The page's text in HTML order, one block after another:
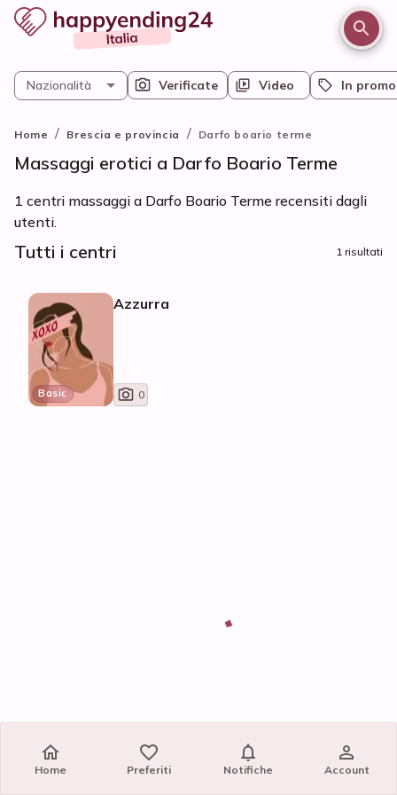
Verificate Video In promo
Nazionalità
Home / Brescia e provincia / Darfo boario terme
Massaggi erotici a Darfo Boario Terme
1 centri massaggi a Darfo Boario Terme recensiti dagli
utenti.
Tutti i centri 1 risultati
Basic
Azzurra
0
Home Preferiti Notifiche Account